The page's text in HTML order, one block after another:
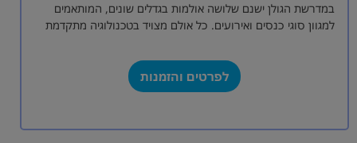
במדרשת הגולן ישנם שלושה אולמות בגדלים שונים, המותאמים
למגוון סוגי כנסים ואירועים. כל אולם מצויד בטכנולוגיה מתקדמת
לפרטים והזמנות